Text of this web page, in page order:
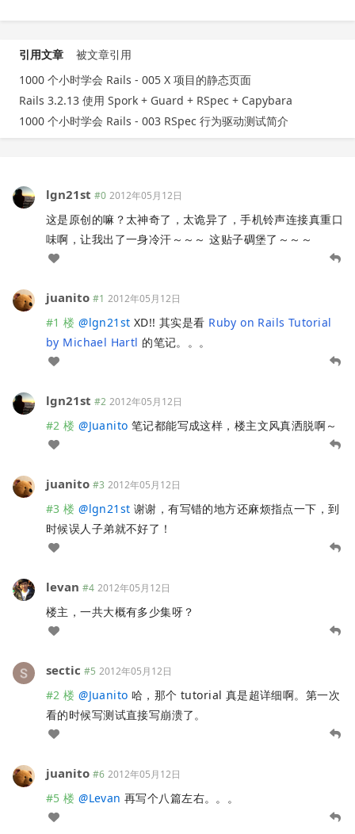
引用文章
被文章引用
1000 个小时学会 Rails - 005 X 项目的静态页面
Rails 3.2.13 使用 Spork + Guard + RSpec + Capybara
1000 个小时学会 Rails - 003 RSpec 行为驱动测试简介
lgn21st #0 2012年05月12日
这是原创的嘛？太神奇了，太诡异了，手机铃声连接真重口
味啊，让我出了一身冷汗～～～ 这贴子碉堡了～～～
juanito #1 2012年05月12日
#1 楼 @lgn21st XD!! 其实是看 Ruby on Rails Tutorial
by Michael Hartl 的笔记。。。
lgn21st #2 2012年05月12日
#2 楼 @Juanito 笔记都能写成这样，楼主文风真洒脱啊～
juanito #3 2012年05月12日
#3 楼 @lgn21st 谢谢，有写错的地方还麻烦指点一下，到
时候误人子弟就不好了！
levan #4 2012年05月12日
楼主，一共大概有多少集呀？
sectic #5 2012年05月12日
#2 楼 @Juanito 哈，那个 tutorial 真是超详细啊。第一次
看的时候写测试直接写崩溃了。
juanito #6 2012年05月12日
#5 楼 @Levan 再写个八篇左右。。。